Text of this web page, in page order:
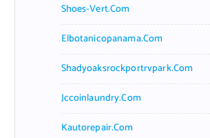
Shoes-Vert.com
Elbotanicopanama.com
Shadyoaksrockportrvpark.com
Jccoinlaundry.com
Kautorepair.com